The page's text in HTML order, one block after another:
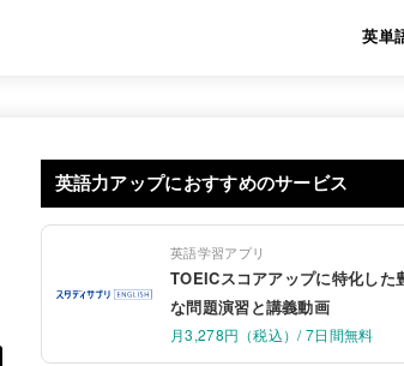
英単
英語力アップにおすすめのサービス
英語学習アプリ
TOEICスコアアップに特化した
な問題演習と講義動画
月3,278円（税込）/ 7日間無料